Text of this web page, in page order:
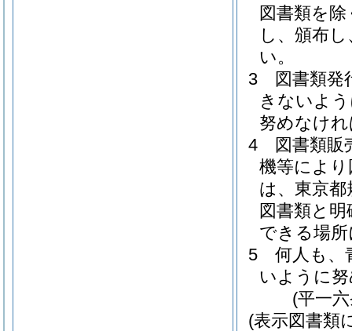
図書類を
し、頒布
い。
3
図書類発
きないよ
努めなけ
4
図書類販
機等によ
は、東京
図書類と
できる場
5
何人も、
いように
(平一
(表示図書類